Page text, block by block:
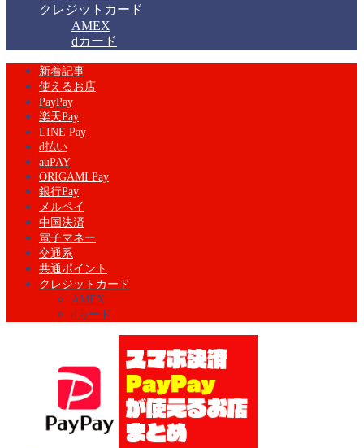
クレジットカード
AMEX
dカード
新着記事
使えるお店
PayPay
楽天Pay
LINE Pay
d払い
auPAY
ORIGAMI Pay
銀行Pay
メルペイ
中国決済
電子マネー
交通系
共通ポイント
クレジットカード
AMEX
dカード